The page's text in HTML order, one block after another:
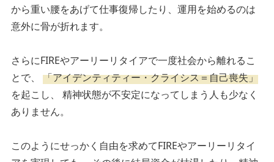
から重い腰をあげて仕事復帰したり、運用を始めるのは
意外に骨が折れます。
さらにFIREやアーリーリタイアで一度社会から離れるこ
とで、
「アイデンティティー・クライシス＝自己喪失」
を起こし、
精神状態が不安定になってしまう人も少なく
ありません。
このようにせっかく自由を求めてFIREやアーリーリタイ